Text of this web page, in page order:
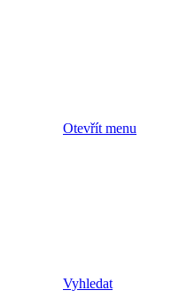
Otevřít menu
Vyhledat